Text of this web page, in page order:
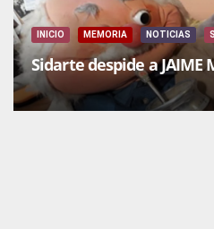
INICIO MEMORIA NOTICIAS
Sidarte despide a JAIME